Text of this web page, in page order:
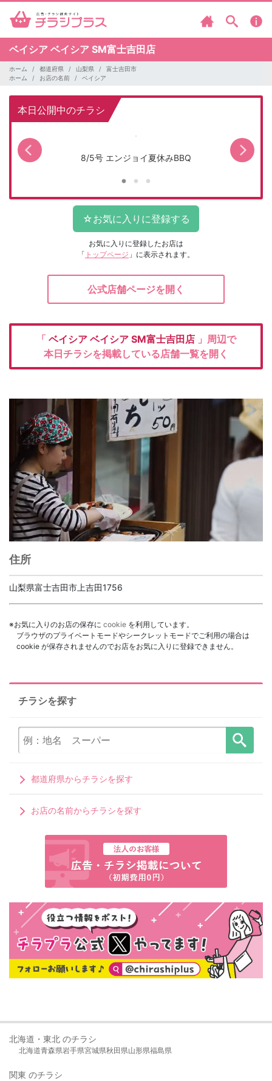
ベイシア ベイシア SM富士吉田店
ホーム 都道府県 山梨県
富士吉田市
ホーム
お店の名前 ベイシア
本日公開中のチラシ
8/5号 エンジョイ夏休みBBQ
お気に入りに登録したお店は
「 トップページ 」に表示されます。
公式店舗ページを開く
「 ベイシア ベイシア SM富士吉田店 」周辺で
本日チラシを掲載している店舗一覧を開く
住所
山梨県富士吉田市上吉田1756
※お気に入りのお店の保存に cookie を利用しています。
ブラウザのプライベートモードやシークレットモードでご利用の場合は
cookie が保存されませんのでお店をお気に入りに登録できません。
チラシを探す
都道府県からチラシを探す
お店の名前からチラシを探す
北海道・東北 のチラシ
北海道青森県岩手県宮城県秋田県山形県福島県
関東 のチラシ